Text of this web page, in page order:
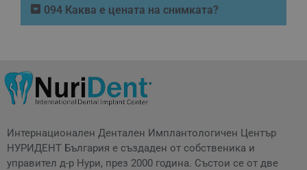
094 Каква е цената на снимката?
Интернационален Дентален Имплантологичен Център
НУРИДЕНТ България е създаден от собственика и
управител д-р Нури, през 2000 година. Състои се от две